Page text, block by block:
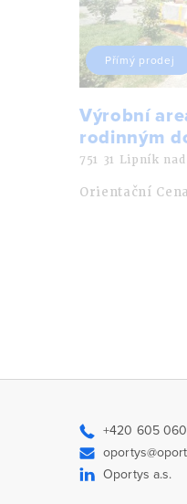
Přímý prodej
Výrobní
rodinným
751 31 Lipník
Orientační Cena
+420 605
Oportys a.s.